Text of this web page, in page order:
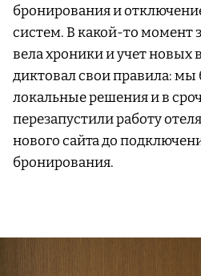
бронирования и
систем. В какой-то момент
вела хроники и учет новых
диктовал свои правила: мы
локальные решения и в
перезапустили работу
нового сайта до
бронирования.